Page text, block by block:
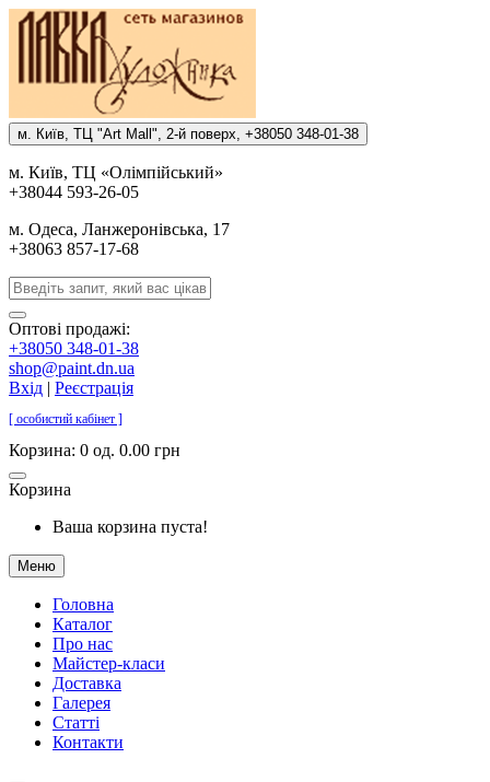
м. Киïв, ТЦ "Art Mall", 2-й поверх, +38050 348-01-38
м. Киïв, ТЦ «Олiмпiйський»
+38044 593-26-05
м. Одеса, Ланжеронiвська, 17
+38063 857-17-68
Оптові продажі:
+38050 348-01-38
shop@paint.dn.ua
Вхід | Реєстрація
[ особистий кабінет ]
Корзина: 0 од. 0.00 грн
Корзина
Ваша корзина пуста!
Меню
Головна
Каталог
Про нас
Майстер-класи
Доставка
Галерея
Статтi
Контакти